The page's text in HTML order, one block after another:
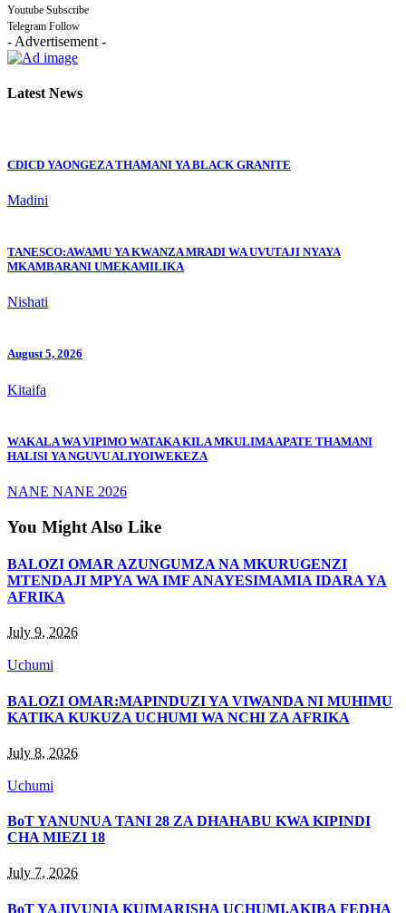
Youtube Subscribe
Telegram Follow
- Advertisement -
Latest News
CDICD YAONGEZA THAMANI YA BLACK GRANITE
Madini
TANESCO:AWAMU YA KWANZA MRADI WA UVUTAJI NYAYA
MKAMBARANI UMEKAMILIKA
Nishati
August 5, 2026
Kitaifa
WAKALA WA VIPIMO WATAKA KILA MKULIMA APATE THAMANI
HALISI YA NGUVU ALIYOIWEKEZA
NANE NANE 2026
You Might Also Like
BALOZI OMAR AZUNGUMZA NA MKURUGENZI
MTENDAJI MPYA WA IMF ANAYESIMAMIA IDARA YA
AFRIKA
July 9, 2026
Uchumi
BALOZI OMAR:MAPINDUZI YA VIWANDA NI MUHIMU
KATIKA KUKUZA UCHUMI WA NCHI ZA AFRIKA
July 8, 2026
Uchumi
BoT YANUNUA TANI 28 ZA DHAHABU KWA KIPINDI
CHA MIEZI 18
July 7, 2026
BoT YAJIVUNIA KUIMARISHA UCHUMI,AKIBA FEDHA